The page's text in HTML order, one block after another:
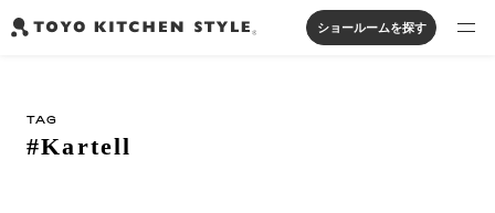
オープンキッチン
実例から探す
ショールームを探す
TAG
#Kartell